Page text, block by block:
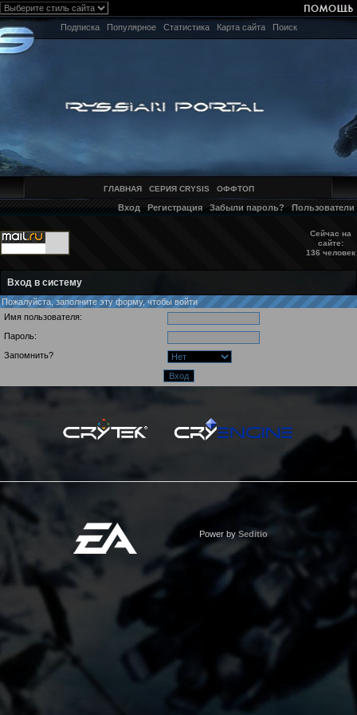
Подписка Популярное Статистика Карта сайта Поиск
ГЛАВНАЯ СЕРИЯ CRYSIS ОФФТОП
Вход Регистрация Забыли пароль? Пользователи
Сейчас на
сайте:
136 человек
Вход в систему
Пожалуйста, заполните эту форму, чтобы войти
Имя пользователя:
Пароль:
Запомнить?
Power by Seditio